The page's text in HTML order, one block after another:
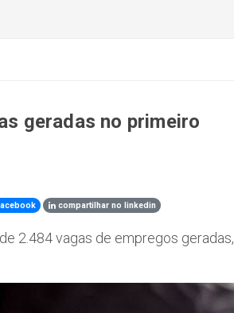
geradas no primeiro
compartilhar no linkedin
2.484 vagas de empregos geradas,